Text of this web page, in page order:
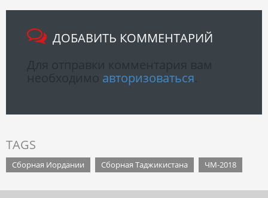
ДОБАВИТЬ КОММЕНТАРИЙ
авторизоваться
TAGS
Сборная Иордании Сборная Таджикистана ЧМ-2018